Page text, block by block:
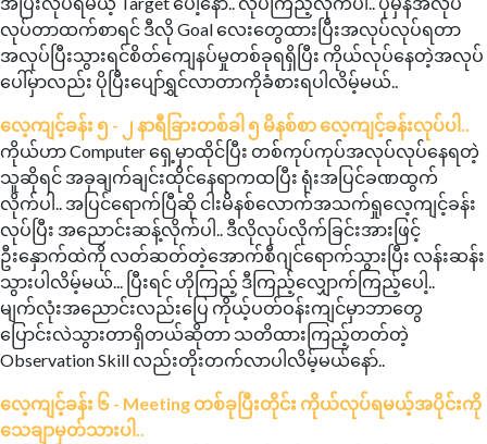
လုပ်တာထက်စာရင် ဒီလို Goal လေးတွေထားပြီးအလုပ်လုပ်ရတာ
အလုပ်ပြီးသွားရင်စိတ်ကျေနပ်မှုတစ်ခုရရှိပြီး ကိုယ်လုပ်နေတဲ့အလုပ်
ပေါ်မှာလည်း ပိုပြီးပျော်ရွှင်လာတာကိုခံစားရပါလိမ့်မယ်..
လေ့ကျင့်ခန်း ၅ - ၂ နာရီခြားတစ်ခါ ၅ မိနစ်စာ လေ့ကျင့်ခန်းလုပ်ပါ..
ကိုယ်ဟာ Computer ရှေ့မှာထိုင်ပြီး တစ်ကုပ်ကုပ်အလုပ်လုပ်နေရတဲ့
သူဆိုရင် အခုချက်ချင်းထိုင်နေရာကထပြီး ရုံးအပြင်ခဏထွက်
လိုက်ပါ.. အပြင်ရောက်ပြီဆို ငါးမိနစ်လောက်အသက်ရှုလေ့ကျင့်ခန်း
လုပ်ပြီး အညောင်းဆန့်လိုက်ပါ.. ဒီလိုလုပ်လိုက်ခြင်းအားဖြင့်
ဦးနှောက်ထဲကို လတ်ဆတ်တဲ့အောက်စီဂျင်ရောက်သွားပြီး လန်းဆန်း
သွားပါလိမ့်မယ်... ပြီးရင် ဟိုကြည့် ဒီကြည့်လျှောက်ကြည့်ပေါ့..
မျက်လုံးအညောင်းလည်းပြေ ကိုယ့်ပတ်ဝန်းကျင်မှာဘာတွေ
ပြောင်းလဲသွားတာရှိတယ်ဆိုတာ သတိထားကြည့်တတ်တဲ့
Observation Skill လည်းတိုးတက်လာပါလိမ့်မယ်နော်..
လေ့ကျင့်ခန်း ၆ - Meeting တစ်ခုပြီးတိုင်း ကိုယ်လုပ်ရမယ့်အပိုင်းကို
သေချာမှတ်သားပါ..